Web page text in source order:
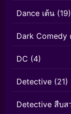
Dance เต้น (19)
Dark Comedy
DC (4)
Detective (21)
Detective สืบส